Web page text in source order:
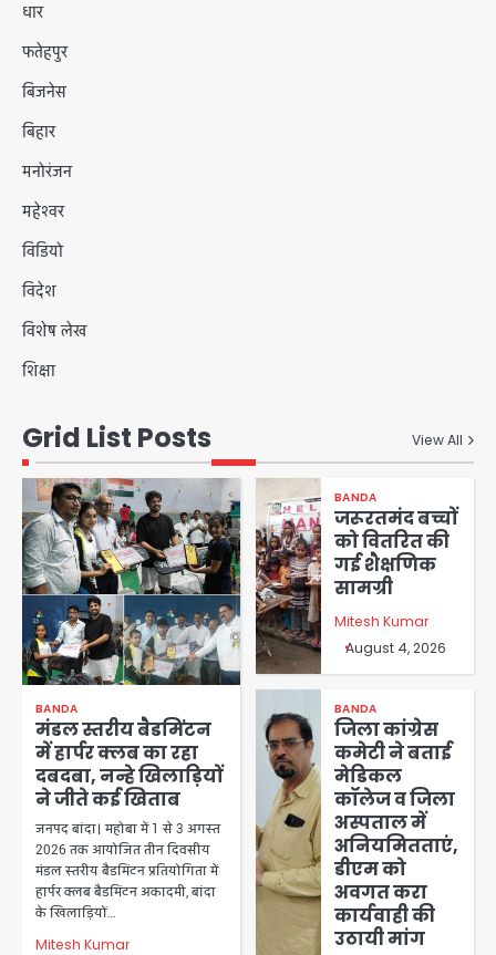
धार
फतेहपुर
बिजनेस
बिहार
मनोरंजन
महेश्वर
विडियो
विदेश
विशेष लेख
शिक्षा
Grid List Posts View All
BANDA
मंडल स्तरीय बैडमिंटन
में हार्पर क्लब का रहा
दबदबा, नन्हे खिलाड़ियों
ने जीते कई खिताब
जनपद बांदा। महोबा में 1 से 3 अगस्त
2026 तक आयोजित तीन दिवसीय
मंडल स्तरीय बैडमिंटन प्रतियोगिता में
हार्पर क्लब बैडमिंटन अकादमी, बांदा
के खिलाड़ियों…
Mitesh Kumar
BANDA
जरूरतमंद बच्चों
को वितरित की
गई शैक्षणिक
सामग्री
Mitesh Kumar
August 4, 2026
BANDA
जिला कांग्रेस
कमेटी ने बताई
मेडिकल
कॉलेज व जिला
अस्पताल में
अनियमितताएं,
डीएम को
अवगत करा
कार्यवाही की
उठायी मांग